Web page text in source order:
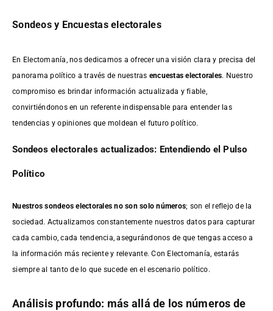
Sondeos y Encuestas electorales
En Electomanía, nos dedicamos a ofrecer una visión clara y precisa del
panorama político a través de nuestras encuestas electorales. Nuestro
compromiso es brindar información actualizada y fiable,
convirtiéndonos en un referente indispensable para entender las
tendencias y opiniones que moldean el futuro político.
Sondeos electorales actualizados: Entendiendo el Pulso
Político
Nuestros sondeos electorales no son solo números; son el reflejo de la
sociedad. Actualizamos constantemente nuestros datos para capturar
cada cambio, cada tendencia, asegurándonos de que tengas acceso a
la información más reciente y relevante. Con Electomanía, estarás
siempre al tanto de lo que sucede en el escenario político.
Análisis profundo: más allá de los números de